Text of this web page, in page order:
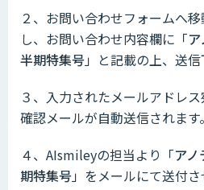
２、お問い合わせフォームへ
し、お問い合わせ内容欄に「
半期特集号」と記載の上、送信
３、入力されたメールアドレ
確認メールが自動送信されます。
４、AIsmileyの担当より「ア
期特集号」をメールにて送付さ